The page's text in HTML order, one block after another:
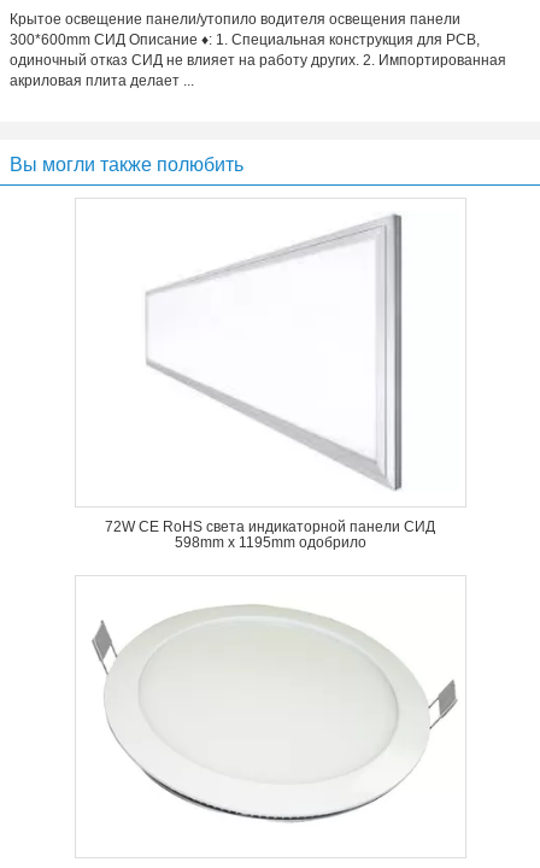
Крытое освещение панели/утопило водителя освещения панели
300*600mm СИД Описание ♦: 1. Специальная конструкция для PCB,
одиночный отказ СИД не влияет на работу других. 2. Импортированная
акриловая плита делает ...
Вы могли также полюбить
72W CE RoHS света индикаторной панели СИД
598mm x 1195mm одобрило